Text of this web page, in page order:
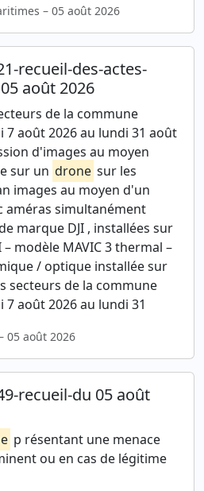
– 05 août 2026
recueil-des-actes-
août 2026
de la commune
août 2026 au lundi 31 août
d'images au moyen
sur un drone sur les
images au moyen d'un
améras simultanément
marque DJI , installées sur
– modèle MAVIC 3 thermal –
/ optique installée sur
secteurs de la commune
août 2026 au lundi 31
05 août 2026
recueil-du 05 août
p résentant une menace
ou en cas de légitime